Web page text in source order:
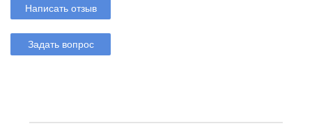
Написать отзыв
Задать вопрос